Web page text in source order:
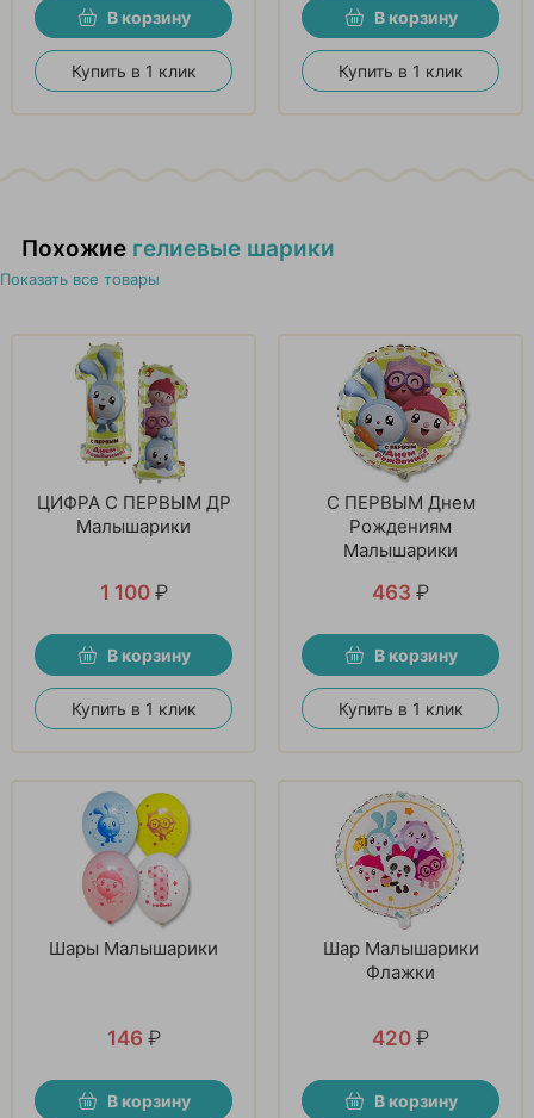
В корзину
Купить в 1 клик
В корзину
Купить в 1 клик
Похожие гелиевые шарики
Показать все товары
ЦИФРА С ПЕРВЫМ ДР
Малышарики
1 100 ₽
В корзину
Купить в 1 клик
С ПЕРВЫМ Днем
Рождениям
Малышарики
463 ₽
В корзину
Купить в 1 клик
Шары Малышарики
146 ₽
В корзину
Шар Малышарики
Флажки
420 ₽
В корзину